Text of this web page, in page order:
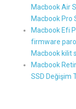
Macbook Air
Macbook Pro
Macbook Efi
firmware
Macbook kilit
Macbook
SSD Değişim